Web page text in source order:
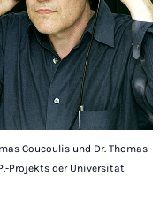
Coucoulis und Dr. Thomas
Projekts der Universität